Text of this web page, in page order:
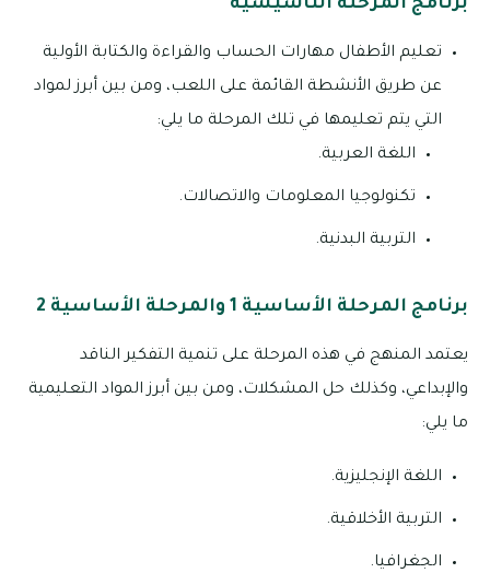
برنامج المرحلة التأسيسية
تعليم الأطفال مهارات الحساب والقراءة والكتابة الأولية
عن طريق الأنشطة القائمة على اللعب، ومن بين أبرز لمواد
التي يتم تعليمها في تلك المرحلة ما يلي:
اللغة العربية.
تكنولوجيا المعلومات والاتصالات.
التربية البدنية.
برنامج المرحلة الأساسية 1 والمرحلة الأساسية 2
يعتمد المنهج في هذه المرحلة على تنمية التفكير الناقد
والإبداعي، وكذلك حل المشكلات، ومن بين أبرز المواد التعليمية
ما يلي:
اللغة الإنجليزية.
التربية الأخلاقية.
الجغرافيا.